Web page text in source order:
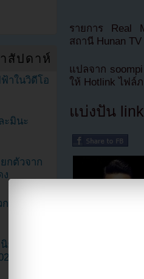
รายการ Real
สถานี Hunan TV
แปลจาก
ให้ Hotlink ไฟล์
แบ่งปัน
สัปดาห์
าในวิดีโอ
ะมินะ
กตัวจาก
ฮดเตอร์
ยมมาก